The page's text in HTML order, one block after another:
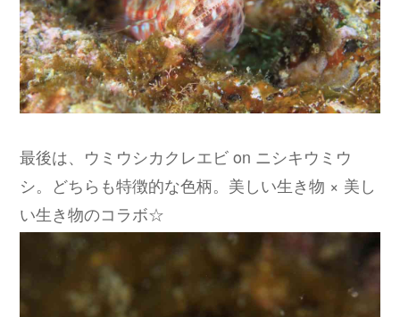
最後は、ウミウシカクレエビ on ニシキウミウ
シ。どちらも特徴的な色柄。美しい生き物 × 美し
い生き物のコラボ☆